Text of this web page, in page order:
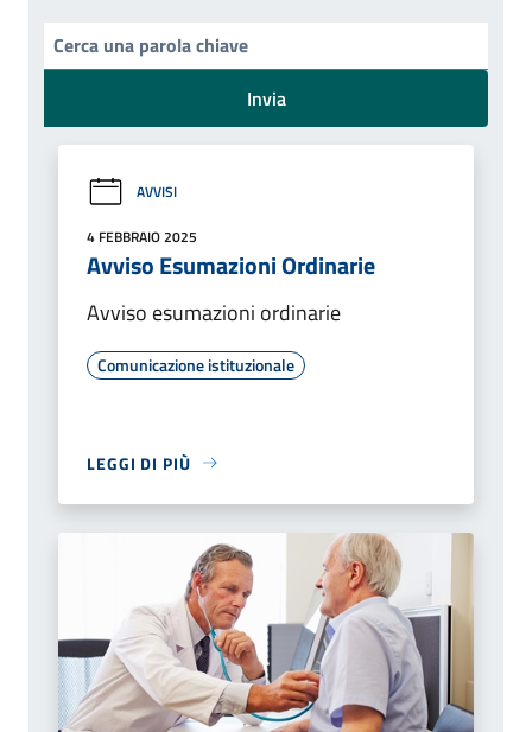
Invia
AVVISI
4 FEBBRAIO 2025
Avviso Esumazioni Ordinarie
Avviso esumazioni ordinarie
Comunicazione istituzionale
LEGGI DI PIÙ